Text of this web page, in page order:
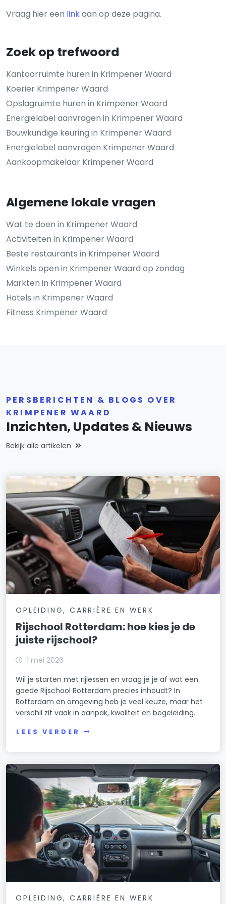
Vraag hier een linkaan op deze pagina.
Zoek op trefwoord
Kantoorruimte huren in Krimpener Waard
Koerier Krimpener Waard
Opslagruimte huren in Krimpener Waard
Energielabel aanvragen in Krimpener Waard
Bouwkundige keuring in Krimpener Waard
Energielabel aanvragen Krimpener Waard
Aankoopmakelaar Krimpener Waard
Algemene lokale vragen
Wat te doen in Krimpener Waard
Activiteiten in Krimpener Waard
Beste restaurants in Krimpener Waard
Winkels open in Krimpener Waard op zondag
Markten in Krimpener Waard
Hotels in Krimpener Waard
Fitness Krimpener Waard
PERSBERICHTEN & BLOGS OVER
KRIMPENER WAARD
Inzichten, Updates & Nieuws
Bekijk alle artikelen
OPLEIDING, CARRIÈRE EN WERK
Rijschool Rotterdam: hoe kies je de
juiste rijschool?
1 mei 2026
Wil je starten met rijlessen en vraag je je af wat een
goede Rijschool Rotterdam precies inhoudt? In
Rotterdam en omgeving heb je veel keuze, maar het
verschil zit vaak in aanpak, kwaliteit en begeleiding.
LEES VERDER
OPLEIDING, CARRIÈRE EN WERK